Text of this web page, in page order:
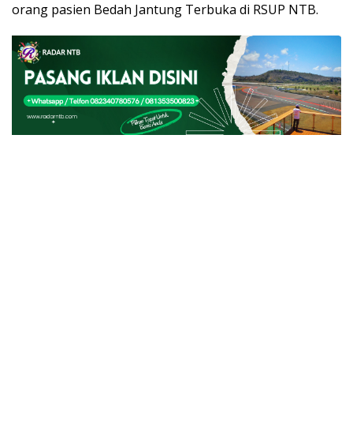
orang pasien Bedah Jantung Terbuka di RSUP NTB.